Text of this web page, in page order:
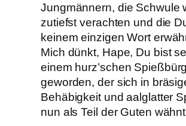
Jungmännern, die Schwule
zutiefst verachten und die
keinem einzigen Wort
Mich dünkt, Hape, Du bist
einem hurz’schen
geworden, der sich in
Behäbigkeit und aalglatter
nun als Teil der Guten